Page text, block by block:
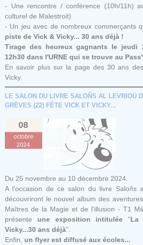
- Une rencontre / conférence (10h/11h)
culturel de Malestroit)
- Un jeu avec de nombreux commerçants
piste de Vick & Vicky... 30 ans déjà !
Tirage des heureux gagnants le jeudi
12h30 dans l'URNE qui se trouve au
En savoir plus sur la page des 30 ans
Vicky.
LE SALON DU LIVRE SALOÑS AL LEVRIOÙ
GRÈVES (22) FÊTE VICK ET VICKY...
08
octobre
2024
Du 25 novembre au 10 décembre 2024.
A l'occasion de ce salon du livre Saloñs
découvriront le nouvel album des
Maîtres de la Magie et de l'illusion - T1
présente une exposition intitulée "La
Vicky...30 ans déjà".
Enfin, un flyer est diffusé aux écoles...